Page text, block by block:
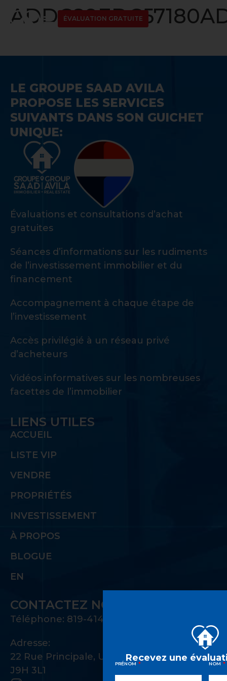
ÉVALUATION GRATUITE
LE GROUPE SAAD AVILA
PROPOSE LES SERVICES
SUIVANTS DANS SON GUICHET
UNIQUE:
Évaluations et consultations d’achat
gratuites
Séances d’informations sur les rudiments
de l’investissement immobilier et du
financement
Accompagnement à chaque étape de
l’investissement
Accès privilégié à un réseau privé
d’acheteurs
Vidéos informatives sur les nombreuses
facettes de l’immobilier
LIENS UTILES
ACCUEIL
LISTE VIP
VENDRE
PROPRIÉTÉS
INVESTISSEMENT
À PROPOS
BLOGUE
EN
CONTACTEZ NOUS
Téléphone: 819-414-1221
Adresse:
22 Rue Principale, Unité 100 Gatineau, QC
J9H 3L1
Recevez une
PRÉNOM NOM